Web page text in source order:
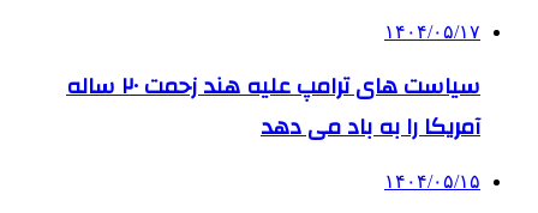
۱۴۰۴/۰۵/۱۷
سیاست های ترامپ علیه هند زحمت ۲۰ ساله
آمریکا را به باد می دهد
۱۴۰۴/۰۵/۱۵